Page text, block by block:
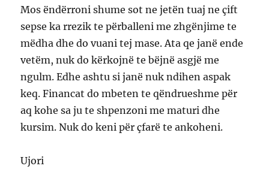
Mos ëndërroni shume sot ne jetën tuaj ne çift
sepse ka rrezik te përballeni me zhgënjime te
mëdha dhe do vuani tej mase. Ata qe janë ende
vetëm, nuk do kërkojnë te bëjnë asgjë me
ngulm. Edhe ashtu si janë nuk ndihen aspak
keq. Financat do mbeten te qëndrueshme për
aq kohe sa ju te shpenzoni me maturi dhe
kursim. Nuk do keni për çfarë te ankoheni.
Ujori